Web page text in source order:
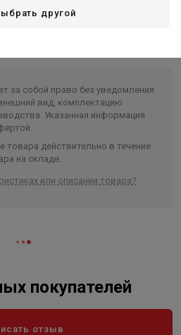
за собой право без уведомления
вид, комплектацию
Указанная информация
действительно в течение
на складе.
или описании товара?
покупателей
отзыв
другой